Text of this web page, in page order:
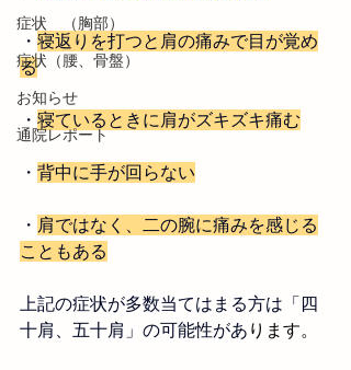
症状 （胸部）
症状（腰、骨盤）
お知らせ
通院レポート
・ 寝返りを打つと肩の痛みで目が覚め
る
・ 寝ているときに肩がズキズキ痛む
・ 背中に手が回らない
・ 肩ではなく、二の腕に痛みを感じる
こともある
上記の症状が多数当てはまる方は「四
十肩、五十肩」の可能性があ ります。